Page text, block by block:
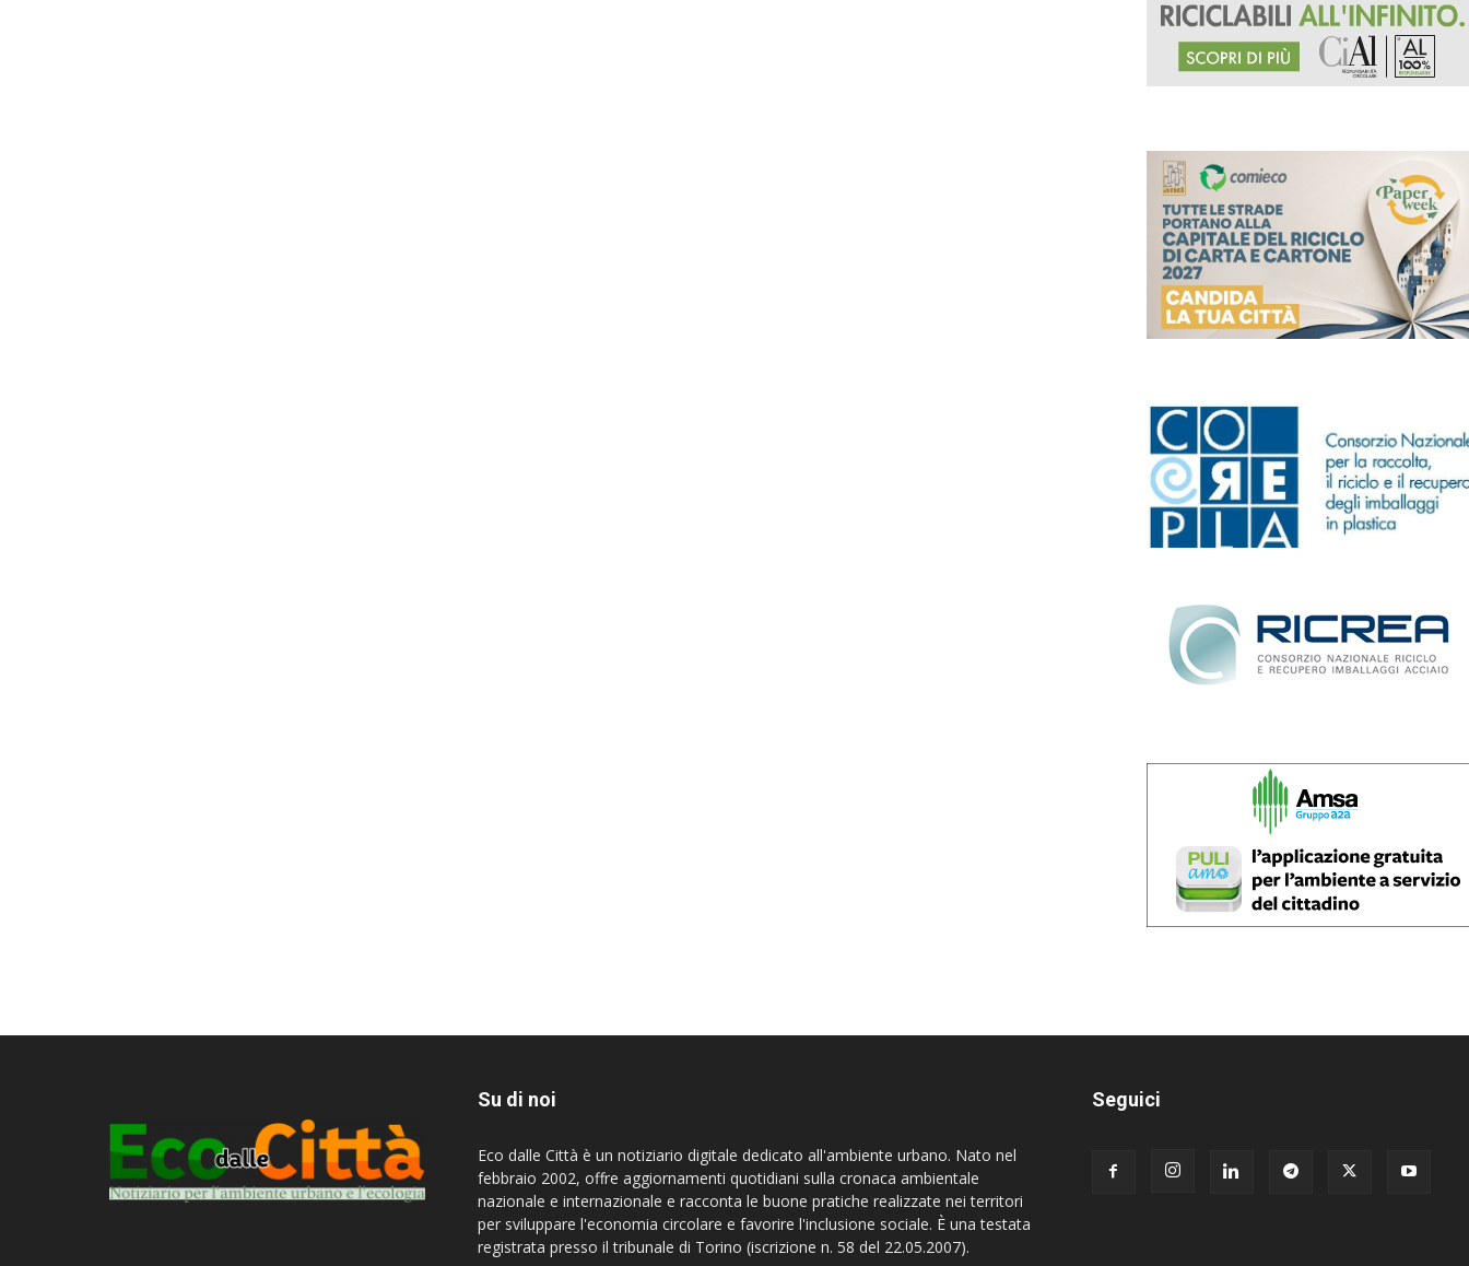
Su di noi
Eco dalle Città è un notiziario digitale dedicato all'ambiente urbano. Nato nel
febbraio 2002, offre aggiornamenti quotidiani sulla cronaca ambientale
nazionale e internazionale e racconta le buone pratiche realizzate nei territori
per sviluppare l'economia circolare e favorire l'inclusione sociale. È una testata
registrata presso il tribunale di Torino (iscrizione n. 58 del 22.05.2007).
Seguici